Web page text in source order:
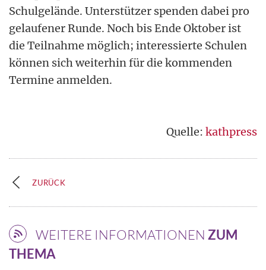
Schulgelände. Unterstützer spenden dabei pro
gelaufener Runde. Noch bis Ende Oktober ist
die Teilnahme möglich; interessierte Schulen
können sich weiterhin für die kommenden
Termine anmelden.
Quelle: kathpress
ZURÜCK
WEITERE INFORMATIONEN ZUM
THEMA